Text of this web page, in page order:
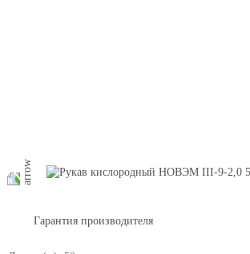
Гарантия производителя